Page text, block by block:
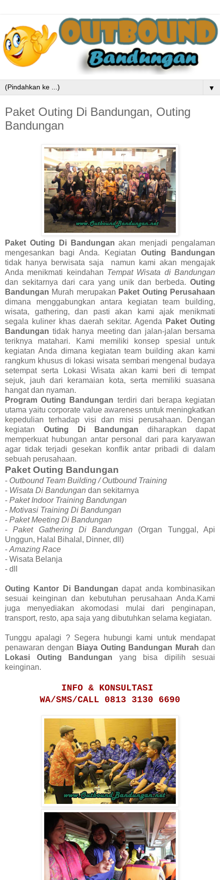
▼
Paket Outing Di Bandungan, Outing
Bandungan
Paket Outing Di Bandungan akan menjadi pengalaman
mengesankan bagi Anda. Kegiatan Outing Bandungan
tidak hanya berwisata saja namun kami akan mengajak
Anda menikmati keindahan Tempat Wisata di Bandungan
dan sekitarnya dari cara yang unik dan berbeda. Outing
Bandungan Murah merupakan Paket Outing Perusahaan
dimana menggabungkan antara kegiatan team building,
wisata, gathering, dan pasti akan kami ajak menikmati
segala kuliner khas daerah sekitar. Agenda
Paket Outing
Bandungan tidak hanya meeting dan jalan-jalan bersama
teriknya matahari. Kami memiliki konsep spesial untuk
kegiatan Anda dimana kegiatan team building akan kami
rangkum khusus di lokasi wisata sembari mengenal budaya
setempat serta Lokasi Wisata akan kami beri di tempat
sejuk, jauh dari keramaian kota, serta memiliki suasana
hangat dan nyaman.
Program Outing Bandungan terdiri dari berapa kegiatan
utama yaitu corporate value awareness untuk meningkatkan
kepedulian terhadap visi dan misi perusahaan. Dengan
kegiatan Outing Di Bandungan diharapkan dapat
memperkuat hubungan antar personal dari para karyawan
agar tidak terjadi gesekan konflik antar pribadi di dalam
sebuah perusahaan.
Paket Outing Bandungan
- Outbound Team Building / Outbound Training
- Wisata Di Bandungan dan sekitarnya
- Paket Indoor Training Bandungan
- Motivasi Training Di Bandungan
- Paket Meeting Di Bandungan
-Paket Gathering Di Bandungan (Organ Tunggal, Api
Unggun, Halal Bihalal, Dinner, dll)
- Amazing Race
- Wisata Belanja
- dll
Outing Kantor Di Bandungandapat anda kombinasikan
sesuai keinginan dan kebutuhan perusahaan Anda.Kami
juga menyediakan akomodasi mulai dari penginapan,
transport, resto, apa saja yang dibutuhkan selama kegiatan.
Tunggu apalagi ? Segera hubungi kami untuk mendapat
penawaran dengan Biaya Outing Bandungan Murah dan
Lokasi Outing Bandungan yang bisa dipilih sesuai
keinginan.
INFO & KONSULTASI
WA/SMS/CALL 0813 3130 6690